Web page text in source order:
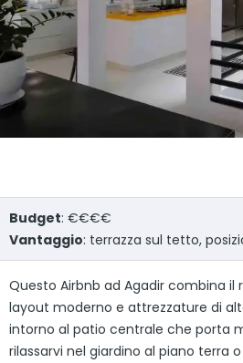
Budget: €€€€
Vantaggio: terrazza sul tetto,
Questo Airbnb ad Agadir combina
layout moderno e attrezzature di
intorno al patio centrale che porta
rilassarvi nel giardino al piano terra